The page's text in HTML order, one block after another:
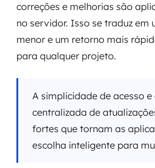
correções e melhorias são
no servidor. Isso se traduz em
menor e um retorno mais
para qualquer projeto.
A simplicidade de acesso
centralizada de
fortes que tornam as
escolha inteligente para